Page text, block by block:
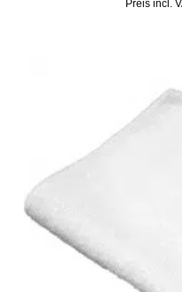
incl.